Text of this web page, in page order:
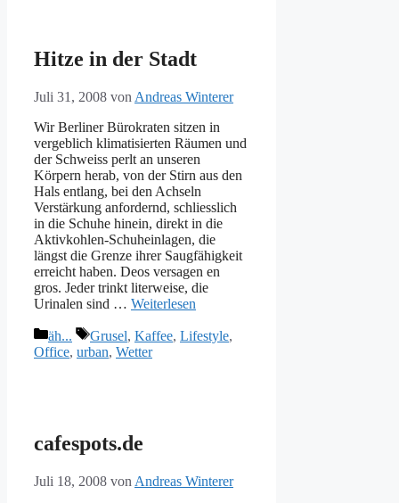
Hitze in der Stadt
Juli 31, 2008 von Andreas Winterer
Wir Berliner Bürokraten sitzen in
vergeblich klimatisierten Räumen und
der Schweiss perlt an unseren
Körpern herab, von der Stirn aus den
Hals entlang, bei den Achseln
Verstärkung anfordernd, schliesslich
in die Schuhe hinein, direkt in die
Aktivkohlen-Schuheinlagen, die
längst die Grenze ihrer Saugfähigkeit
erreicht haben. Deos versagen en
gros. Jeder trinkt literweise, die
Urinalen sind … Weiterlesen
Kategorien
äh... Schlagwörter
Grusel, Kaffee, Lifestyle,
Office, urban, Wetter
cafespots.de
Juli 18, 2008 von Andreas Winterer